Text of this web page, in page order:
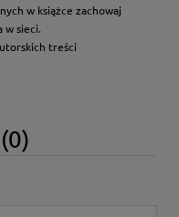
w książce zachowaj
w sieci.
treści